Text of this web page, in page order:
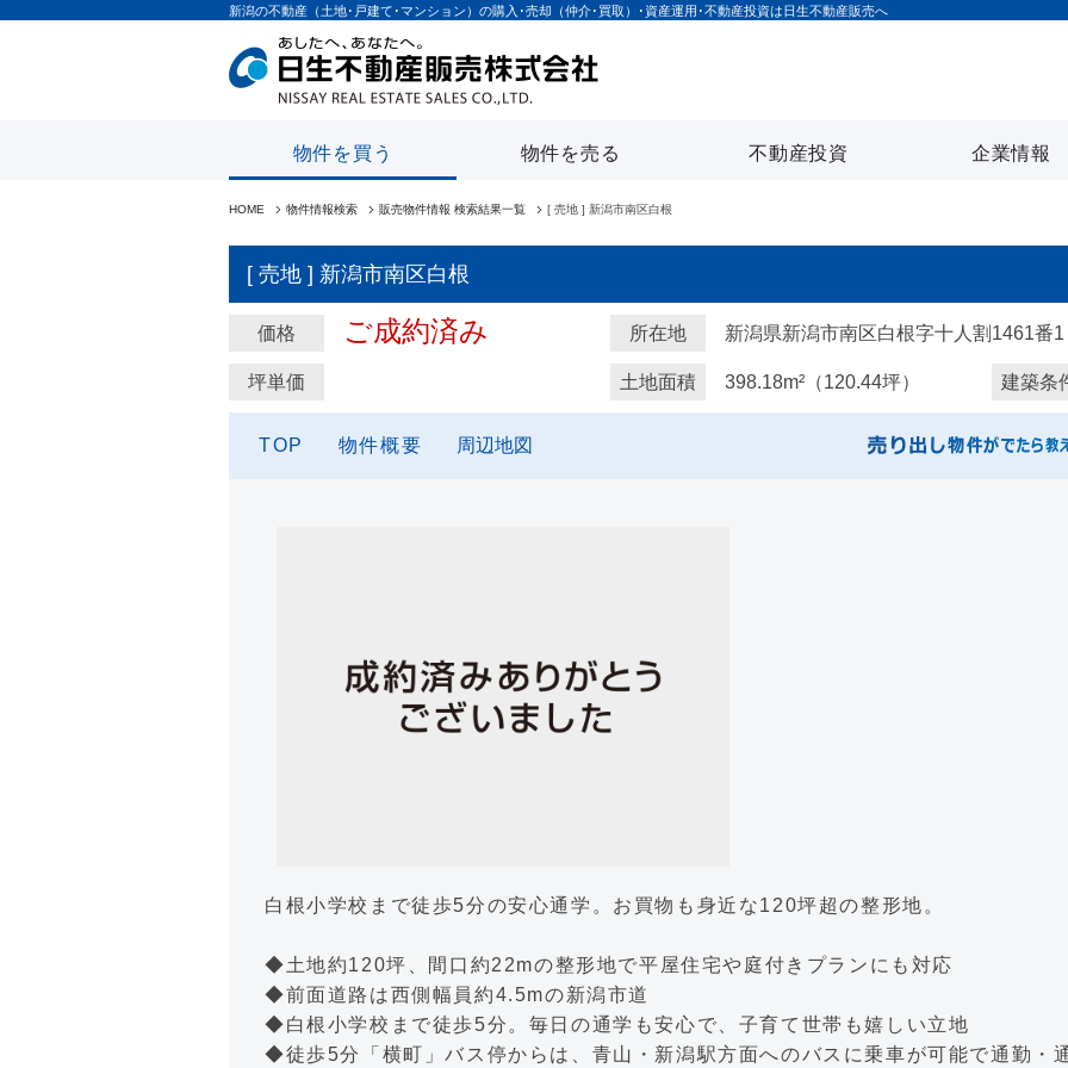
新潟の不動産（土地･戸建て･マンション）の購入･売却（仲介･買取）･資産運用･不動産投資は日生不動産販売へ
物件を買う 物件を売る 不動産投資 企業情報
HOME 物件情報検索 販売物件情報 検索結果一覧 [ 売地 ] 新潟市南区白根
[ 売地 ] 新潟市南区白根
価格 ご成約済み 所在地 新潟県新潟市南区白根字十人割1461番1
坪単価 土地面積 398.18m²（120.44坪） 建築条
TOP 物件概要 周辺地図
白根小学校まで徒歩5分の安心通学。お買物も身近な120坪超の整形地。
◆土地約120坪、間口約22mの整形地で平屋住宅や庭付きプランにも対応
◆前面道路は西側幅員約4.5mの新潟市道
◆白根小学校まで徒歩5分。毎日の通学も安心で、子育て世帯も嬉しい立地
◆徒歩5分「横町」バス停からは、青山・新潟駅方面へのバスに乗車が可能で通勤・